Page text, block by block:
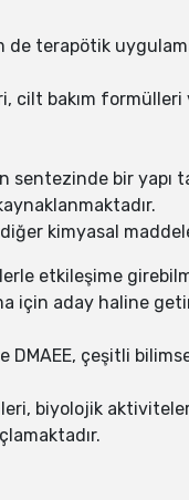
terapötik
cilt bakım
sentezinde bir
kimyasal
etkileşime
için aday haline
çeşitli
biyolojik